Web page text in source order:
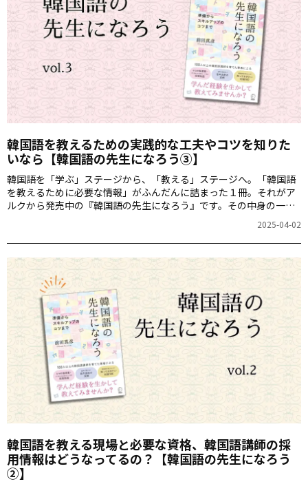
韓国語を教えるための実践的な工夫やコツを知りた
いなら【韓国語の先生になろう③】
韓国語を「学ぶ」ステージから、「教える」ステージへ――。「韓国語
を教えるために必要な情報」がふんだんに詰まった１冊。それがア
ルクから発売中の『韓国語の先生になろう』です。その中身の一部
を特別にお見せする短期集中連載、第３回目となる今回は、より実
践的で役立つ「教えるための工夫やコツ」をお届けします！
2025-04-02
韓国語を教える現場と必要な資格、韓国語講師の採
用情報はどうなってるの？【韓国語の先生になろう
②】